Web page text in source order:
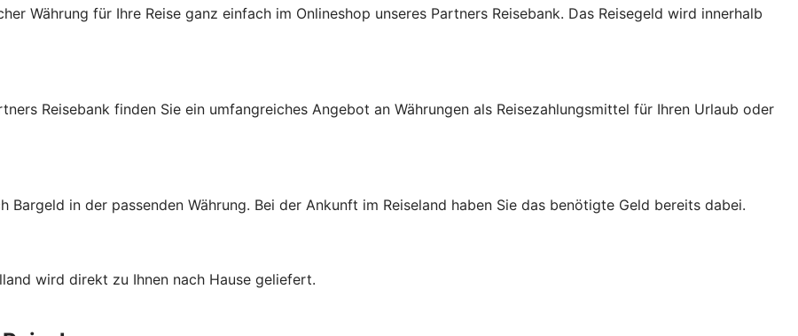
Währung für Ihre Reise ganz einfach im Onlineshop unseres Partners Reisebank. Das Reisegeld wird innerhalb
Reisebank finden Sie ein umfangreiches Angebot an Währungen als Reisezahlungsmittel für Ihren Urlaub oder
Bargeld in der passenden Währung. Bei der Ankunft im Reiseland haben Sie das benötigte Geld bereits dabei.
wird direkt zu Ihnen nach Hause geliefert.